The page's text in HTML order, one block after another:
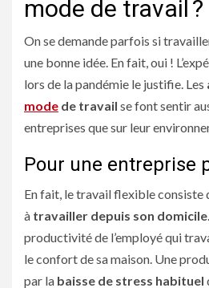
mode de travail ?
On se demande parfois si
une bonne idée. En fait, oui !
lors de la pandémie le justifie. Les
mode de travail se font sentir
entreprises que sur leur
Pour une entreprise
En fait, le travail flexible consiste
à travailler depuis son domicile
productivité de l’employé qui
le confort de sa maison. Une
par la baisse de stress habituel